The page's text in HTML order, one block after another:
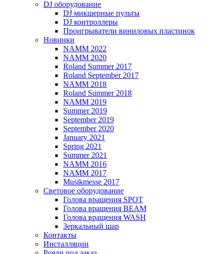
DJ оборудование
DJ микшерные пульты
DJ контроллеры
Проигрыватели виниловых пластинок
Новинки
NAMM 2022
NAMM 2020
Roland Summer 2017
Roland September 2017
NAMM 2018
Roland Summer 2018
NAMM 2019
Summer 2019
September 2019
September 2020
January 2021
Spring 2021
Summer 2021
NAMM 2016
NAMM 2017
Musikmesse 2017
Световое оборудование
Голова вращения SPOT
Голова вращения BEAM
Голова вращения WASH
Зеркальный шар
Контакты
Инсталляции